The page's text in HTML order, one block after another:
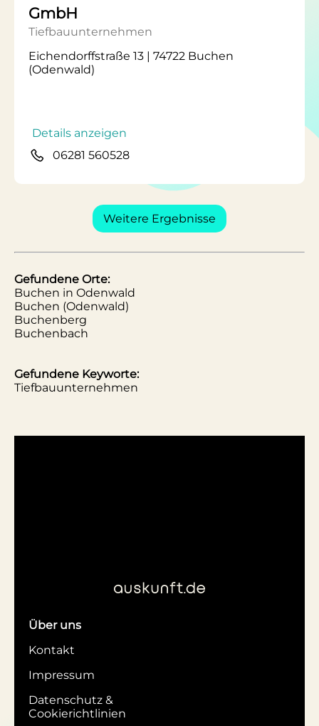
GmbH
Tiefbauunternehmen
Eichendorffstraße 13 | 74722 Buchen
(Odenwald)
Details anzeigen
06281 560528
Weitere Ergebnisse
Gefundene Orte:
Buchen in Odenwald
Buchen (Odenwald)
Buchenberg
Buchenbach
Gefundene Keyworte:
Tiefbauunternehmen
Über uns
Kontakt
Impressum
Datenschutz &
Cookierichtlinien